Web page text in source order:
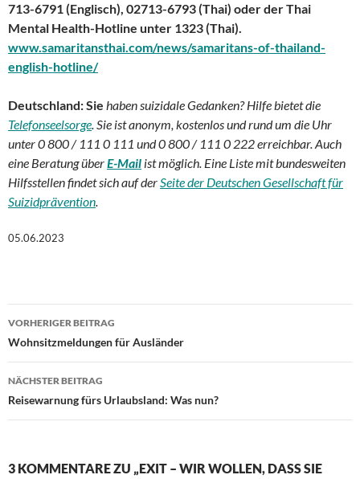
713-6791 (Englisch), 02713-6793 (Thai) oder der Thai
Mental Health-Hotline unter 1323 (Thai).
www.samaritansthai.com/news/samaritans-of-thailand-
english-hotline/
Deutschland: Sie haben suizidale Gedanken? Hilfe bietet die
Telefonseelsorge. Sie ist anonym, kostenlos und rund um die Uhr
unter 0 800 / 111 0 111 und 0 800 / 111 0 222 erreichbar. Auch
eine Beratung überE-Mail ist möglich. Eine Liste mit bundesweiten
Hilfsstellen findet sich auf derSeite der Deutschen Gesellschaft für
Suizidprävention.
05.06.2023
Beitragsnavigation
VORHERIGER BEITRAG
Wohnsitzmeldungen für Ausländer
NÄCHSTER BEITRAG
Reisewarnung fürs Urlaubsland: Was nun?
3 KOMMENTARE ZU „EXIT – WIR WOLLEN, DASS SIE